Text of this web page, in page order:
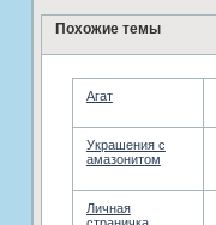
Похожие темы
Агат
Украшения с
амазонитом
Личная